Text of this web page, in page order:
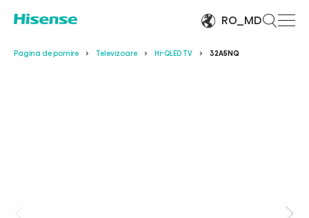
RO_MD
Pagina de pornire Televizoare Hi-QLED TV 32A5NQ